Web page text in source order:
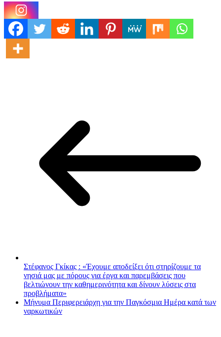
Στέφανος Γκίκας : «Έχουμε αποδείξει ότι στηρίζουμε τα
νησιά μας με πόρους για έργα και παρεμβάσεις που
βελτιώνουν την καθημερινότητα και δίνουν λύσεις στα
προβλήματα»
Μήνυμα Περιφερειάρχη για την Παγκόσμια Ημέρα κατά των
ναρκωτικών